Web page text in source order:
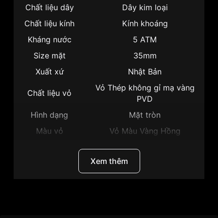
Chất liệu dây
Dây kim loại
Chất liệu kính
Kính khoáng
Kháng nước
5 ATM
Size mặt
35mm
Xuất xứ
Nhật Bản
Chất liệu vỏ
Vỏ Thép không gỉ mạ vàng
PVD
Hình dạng
Mặt tròn
Màu vỏ
Vỏ Màu Vàng Hồng
Sang trọng
Dạ quang, Giờ, Phút, Giây
Xem thêm